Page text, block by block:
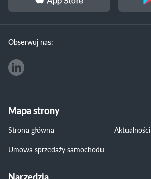
Obserwuj nas:
Mapa strony
Strona główna
Aktualności
Umowa sprzedaży samochodu